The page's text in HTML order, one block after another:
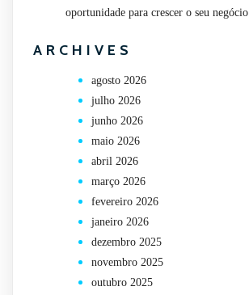
oportunidade para crescer o seu negócio
ARCHIVES
agosto 2026
julho 2026
junho 2026
maio 2026
abril 2026
março 2026
fevereiro 2026
janeiro 2026
dezembro 2025
novembro 2025
outubro 2025